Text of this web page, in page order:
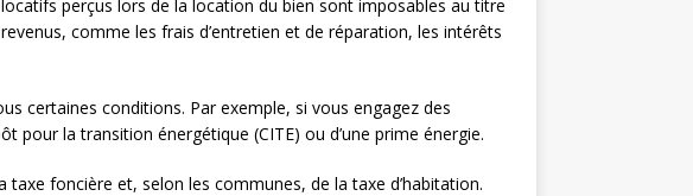
perçus lors de la location du bien sont imposables au titre
comme les frais d’entretien et de réparation, les intérêts
certaines conditions. Par exemple, si vous engagez des
pour la transition énergétique (CITE) ou d’une prime énergie.
foncière et, selon les communes, de la taxe d’habitation.